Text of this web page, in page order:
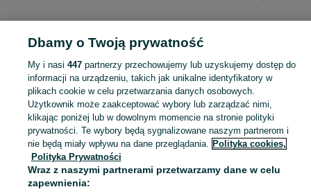
KATEGORIA
Antyki i przedmioty kolekcjonerskie na OLX – odkryj wyjątkowe oferty antyków i rzadkich przedmiotów. Sprawdź unikalne kolekcje! Ostrowiec Świętokrzyski i okolice. Zobacz
Mapa kategorii
Mapa miejscowości
Mapa ministron
Popularne wyszukiwania
Dbamy o Twoją prywatność
My i nasi 447partnerzy przechowujemy lub uzyskujemy dostęp do
informacji na urządzeniu, takich jak unikalne identyfikatory w
plikach cookie w celu przetwarzania danych osobowych.
Użytkownik może zaakceptować wybory lub zarządzać nimi,
klikając poniżej lub w dowolnym momencie na stronie polityki
prywatności. Te wybory będą sygnalizowane naszym partnerom i
nie będą miały wpływu na dane przeglądania. Polityka cookies,
Polityka Prywatności
Wraz z naszymi partnerami przetwarzamy dane w celu
zapewnienia: